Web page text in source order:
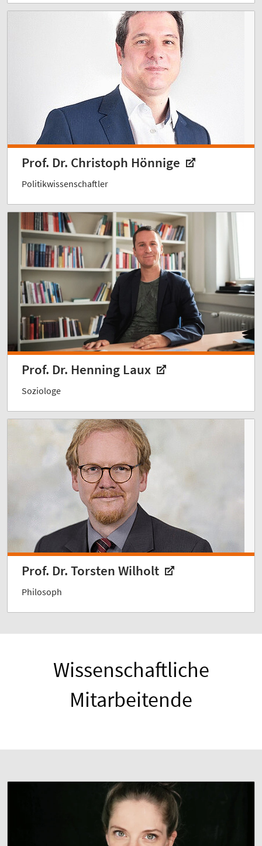
Prof. Dr. Christoph Hönnige
Politikwissenschaftler
Prof. Dr. Henning Laux
Soziologe
Prof. Dr. Torsten Wilholt
Philosoph
Wissenschaftliche
Mitarbeitende